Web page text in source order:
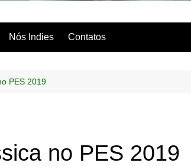
Nós Indies Contatos
PES 2019
no PES 2019